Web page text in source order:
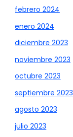
febrero 2024
enero 2024
diciembre 2023
noviembre 2023
octubre 2023
septiembre 2023
agosto 2023
julio 2023